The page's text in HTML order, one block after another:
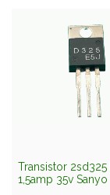
Transistor 2sd325
1,5amp 35v Sanyo